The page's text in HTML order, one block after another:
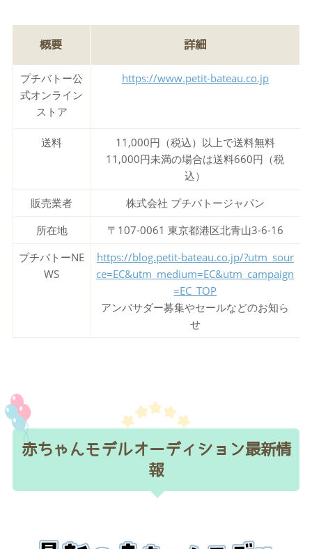
概要 詳細
プチバトー公
式オンライン
ストア
https://www.petit-bateau.co.jp
送料
11,000円（税込）以上で送料無料
11,000円未満の場合は送料660円（税
込）
販売業者
株式会社 プチバトージャパン
所在地
〒107-0061 東京都港区北青山3-6-16
プチバトーNE
WS
https://blog.petit-bateau.co.jp/?utm_sour
ce=EC&utm_medium=EC&utm_campaign
=EC_TOP
アンバサダー募集やセールなどのお知ら
せ
赤ちゃんモデルオーディション最新情
報